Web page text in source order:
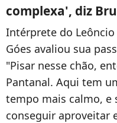
complexa', diz
Intérprete do
Góes avaliou sua
"Pisar nesse chão,
Pantanal. Aqui tem
tempo mais calmo, e
conseguir aproveitar